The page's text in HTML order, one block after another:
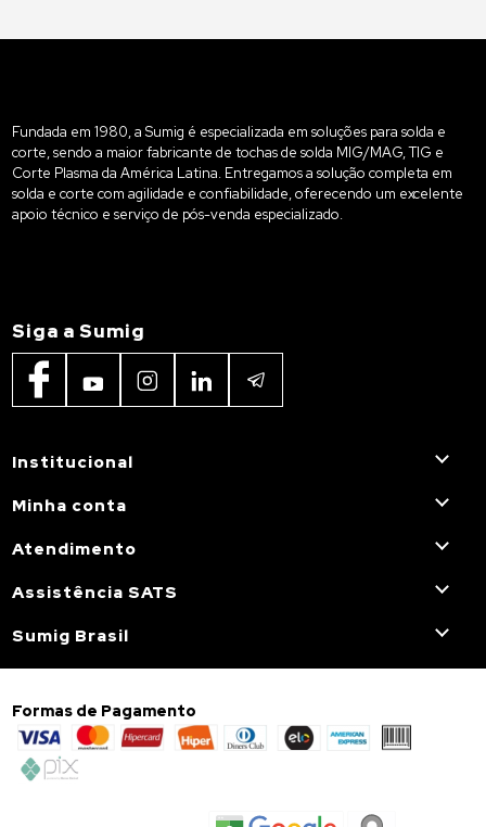
Fundada em 1980, a Sumig é especializada em soluções para solda e
corte, sendo a maior fabricante de tochas de solda MIG/MAG, TIG e
Corte Plasma da América Latina. Entregamos a solução completa em
solda e corte com agilidade e confiabilidade, oferecendo um excelente
apoio técnico e serviço de pós-venda especializado.
Siga a Sumig
Institucional
Minha conta
Atendimento
Assistência SATS
Sumig Brasil
Formas de Pagamento